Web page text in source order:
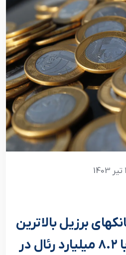
برزیل بالاترین
جریان خالص را با ۸.۲ میلیارد رئال در